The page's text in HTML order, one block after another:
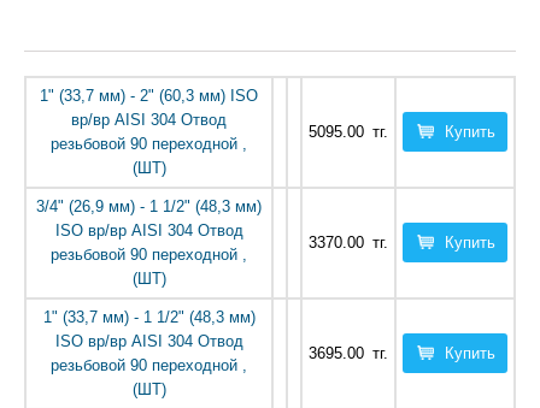
1" (33,7 мм) - 2" (60,3 мм) ISO
вр/вр AISI 304 Отвод
резьбовой 90 переходной ,
(ШТ)
5095.00 тг. Купить
3/4" (26,9 мм) - 1 1/2" (48,3 мм)
ISO вр/вр AISI 304 Отвод
резьбовой 90 переходной ,
(ШТ)
3370.00 тг. Купить
1" (33,7 мм) - 1 1/2" (48,3 мм)
ISO вр/вр AISI 304 Отвод
резьбовой 90 переходной ,
(ШТ)
3695.00 тг. Купить